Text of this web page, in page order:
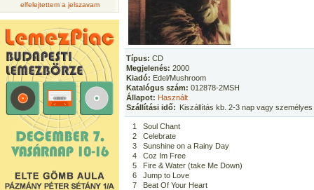
elfelejtettem a jelszavam
Típus: CD
Megjelenés: 2000
Kiadó: Edel/Mushroom
Katalógus szám: 012878-2MSH
Állapot: Használt
Szállítási idő: Kiszállítás kb. 2-3 nap vagy
1
Soul Chant
2
Celebrate
3
Sunshine on a Rainy Day
4
Coz Im Free
5
Fire & Water (take Me Down)
6
Jump to Love
7
Beat Of Your Heart